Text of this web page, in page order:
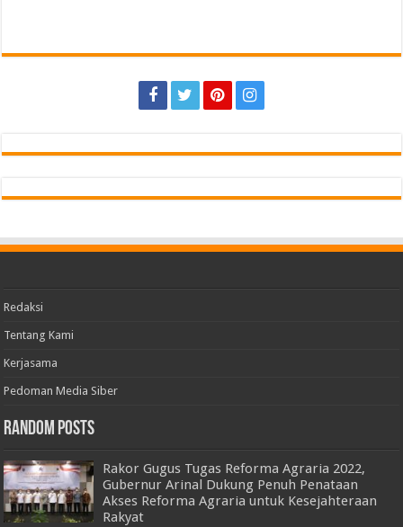
Redaksi
Tentang Kami
Kerjasama
Pedoman Media Siber
Random Posts
Rakor Gugus Tugas Reforma Agraria 2022,
Gubernur Arinal Dukung Penuh Penataan
Akses Reforma Agraria untuk Kesejahteraan
Rakyat